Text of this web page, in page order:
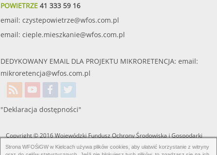
POWIETRZE41 333 59 16
email: czystepowietrze@wfos.com.pl
email: cieple.mieszkanie@wfos.com.pl
DEDYKOWANY EMAIL DLA PROJEKTU MIKRORETENCJA: email:
mikroretencja@wfos.com.pl
"Deklaracja dostępności"
Copyright © 2016 Wojewódzki Fundusz Ochrony Środowiska i Gospodarki
Wodnej w Kielcach. Wszelkie prawa zastrzeżone.
Strona WFOŚiGW w Kielcach używa plików cookies, aby ułatwić korzystanie z witryny